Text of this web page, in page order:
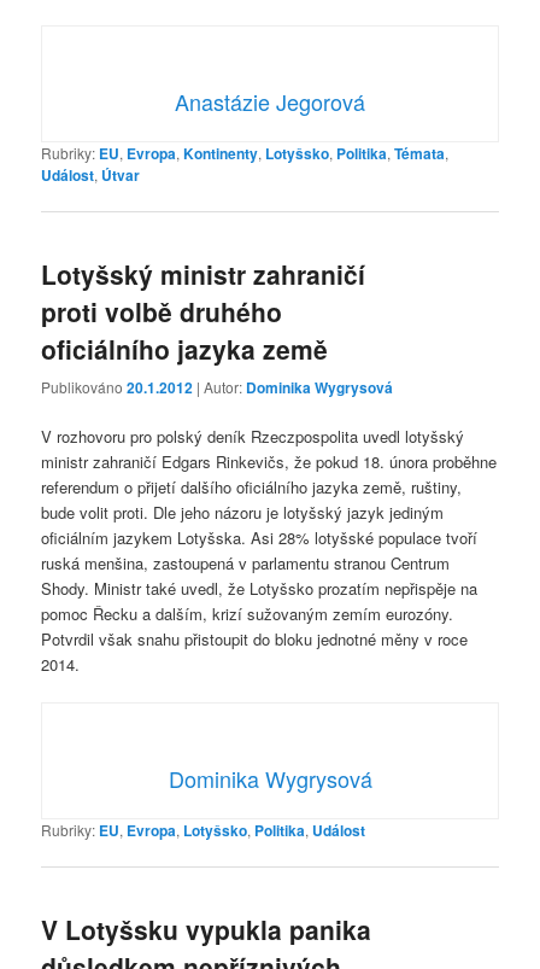
Anastázie Jegorová
Rubriky: EU, Evropa,Kontinenty, Lotyšsko, Politika,Témata,
Událost, Útvar
Lotyšský ministr zahraničí
proti volbě druhého
oficiálního jazyka země
Publikováno20.1.2012 | Autor: Dominika Wygrysová
V rozhovoru pro polský deník Rzeczpospolita uvedl lotyšský
ministr zahraničí Edgars Rinkevičs, že pokud 18. února proběhne
referendum o přijetí dalšího oficiálního jazyka země, ruštiny,
bude volit proti. Dle jeho názoru je lotyšský jazyk jediným
oficiálním jazykem Lotyšska. Asi 28% lotyšské populace tvoří
ruská menšina, zastoupená v parlamentu stranou Centrum
Shody. Ministr také uvedl, že Lotyšsko prozatím nepřispěje na
pomoc Řecku a dalším, krizí sužovaným zemím eurozóny.
Potvrdil však snahu přistoupit do bloku jednotné měny v roce
2014.
Dominika Wygrysová
Rubriky: EU, Evropa, Lotyšsko, Politika, Událost
V Lotyšsku vypukla panika